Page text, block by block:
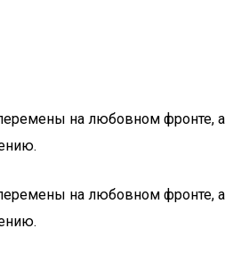
на любовном фронте,
на любовном фронте,